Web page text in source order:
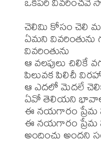
చెలిమి కోసం చెలి
ఏమని వివరింతును
వివరింతును
ఆ వలపులు చిలికే
పిలువక పిలిచీ
ఆ ఎదలో మెదలే
ఏవో తెలియని భావాల
ఈ నయగారం ప్రేమ
ఈ నయగారం ప్రేమ
అందించు అందని